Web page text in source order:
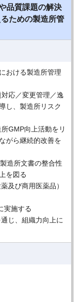
品質課題の解決
ための製造所管
おける製造所管理
応／変更管理／逸
し、製造所リスク
GMP向上活動をリ
がら継続的改善を
造所文書の整合性
を図る
及び商用医薬品）
実施する
じ、組織力向上に